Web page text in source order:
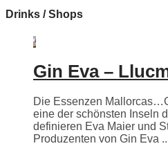
Drinks / Shops
Gin Eva –
Die Essenzen
eine der schönsten Inseln
definieren Eva Maier und
Produzenten von Gin Eva